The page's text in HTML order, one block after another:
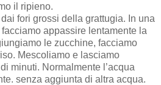
il ripieno.
fori grossi della grattugia. In una
appassire lentamente la
le zucchine, facciamo
Mescoliamo e lasciamo
minuti. Normalmente l’acqua
senza aggiunta di altra acqua.